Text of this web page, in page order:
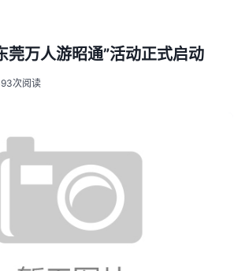
莞万人游昭通”活动正式启动
次阅读